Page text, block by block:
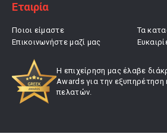
Εταιρία
Ποιοι είμαστε
Επικοινωνήστε μαζί μας
Τα
Η επιχείρηση μας έλαβε
Awards για την εξυπηρέτηση
πελατών.